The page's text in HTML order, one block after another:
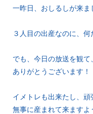
一昨日、おしるしが来
３人目の出産なのに、
でも、今日の放送を観て
ありがとうございます！
イメトレも出来たし、頑
無事に産まれて来ますよ